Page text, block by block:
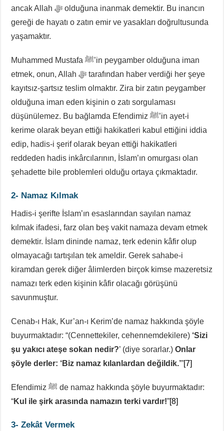
ancak Allah ﷻ olduğuna inanmak demektir. Bu inancın
gereği de hayatı o zatın emir ve yasakları doğrultusunda
yaşamaktır.
Muhammed Mustafa ﷺ’in peygamber olduğuna iman
etmek, onun, Allah ﷻ tarafından haber verdiği her şeye
kayıtsız-şartsız teslim olmaktır. Zira bir zatın peygamber
olduğuna iman eden kişinin o zatı sorgulaması
düşünülemez. Bu bağlamda Efendimiz ﷺ’in ayet-i
kerime olarak beyan ettiği hakikatleri kabul ettiğini iddia
edip, hadis-i şerif olarak beyan ettiği hakikatleri
reddeden hadis inkârcılarının, İslam’ın omurgası olan
şehadette bile problemleri olduğu ortaya çıkmaktadır.
2- Namaz Kılmak
Hadis-i şerifte İslam’ın esaslarından sayılan namaz
kılmak ifadesi, farz olan beş vakit namaza devam etmek
demektir. İslam dininde namaz, terk edenin kâfir olup
olmayacağı tartışılan tek ameldir. Gerek sahabe-i
kiramdan gerek diğer âlimlerden birçok kimse mazeretsiz
namazı terk eden kişinin kâfir olacağı görüşünü
savunmuştur.
Cenab-ı Hak, Kur’an-ı Kerim’de namaz hakkında şöyle
buyurmaktadır: “(Cennettekiler, cehennemdekilere) ‘Sizi
şu yakıcı ateşe sokan nedir?’ (diye sorarlar.)Onlar
şöyle derler: ‘Biz namaz kılanlardan değildik.’”[7]
Efendimiz ﷺ de namaz hakkında şöyle buyurmaktadır:
“Kul ile şirk arasında namazın terki vardır!”[8]
3- Zekât Vermek